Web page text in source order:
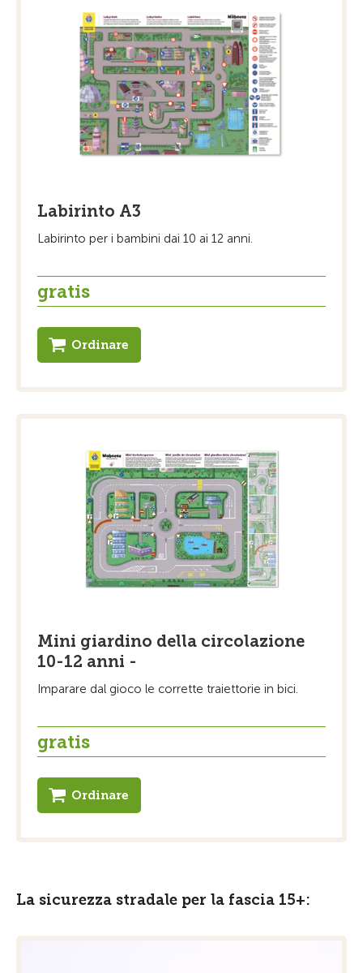
Labirinto A3
Labirinto per i bambini dai 10 ai 12 anni.
gratis
Ordinare
Mini giardino della circolazione
10-12 anni -
Imparare dal gioco le corrette traiettorie in bici.
gratis
Ordinare
La sicurezza stradale per la fascia 15+: